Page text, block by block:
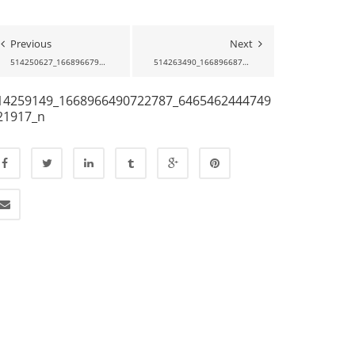
Previous
514250627_1668966797389423_142930520632434570_N
Next
514263490_1668966870722749_2901493469528747617_N